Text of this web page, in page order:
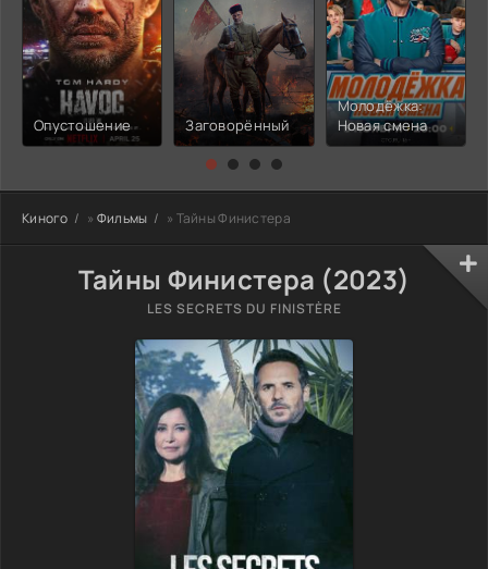
Опустошение Заговорённый
Молодёжка:
Новая смена
Киного » Фильмы » Тайны Финистера
Тайны Финистера (2023)
LES SECRETS DU FINISTÈRE